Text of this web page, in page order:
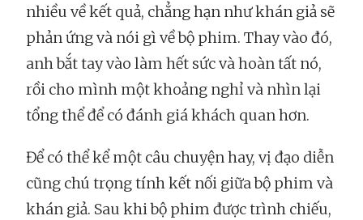
nhiều về kết quả, chẳng hạn như khán giả sẽ
phản ứng và nói gì về bộ phim. Thay vào đó,
anh bắt tay vào làm hết sức và hoàn tất nó,
rồi cho mình một khoảng nghỉ và nhìn lại
tổng thể để có đánh giá khách quan hơn.
Để có thể kể một câu chuyện hay, vị đạo diễn
cũng chú trọng tính kết nối giữa bộ phim và
khán giả. Sau khi bộ phim được trình chiếu,